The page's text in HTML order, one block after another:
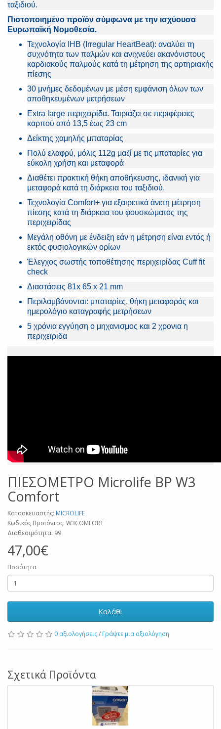
ταξιδιού.
Πιστοποιημένο προϊόν σύμφωνα με την ισχύουσα
Ευρωπαϊκή Νομοθεσία.
Τεχνολογία IHB (Irregular HeartBeat): αναλύει τη
συχνότητα των παλμών και ανιχνεύει ακανόνιστους
καρδιακούς παλμούς κατά τη μέτρηση της αρτηριακής
πίεσης
30 μνήμες δεδομένων με μέση εμφάνιση όλων των
αποθηκευμένων μετρήσεων
Extra large περιχειρίδα. Ταιριάζει σε περιφέρειες
καρπού από 13,5 έως 23 cm
Δείκτης χαμηλής μπαταρίας
Πολύ ελαφρύ, μόλις 112g μαζί με τις μπαταρίες για
εύκολη χρήση και μεταφορά
Διαθέτει πρακτική θήκη αποθήκευσης, ιδανική για
μεταφορά κατά τη διάρκεια του ταξιδιού.
Τεχνολογία Comfort+ για εξαιρετικά άνετη μέτρηση
πίεσης κατά τη διάρκεια του φουσκώματος της
περιχειρίδας
Μεγάλη οθόνη με ένδειξη εάν η μέτρηση είναι εντός ή
εκτός φυσιολογικών ορίων
Έλεγχος σωστής τοποθέτησης περιχειρίδας Cuff fit
check
Διαστάσεις 81x 65 x 21 mm
Περιλαμβάνονται: μπαταρίες, θήκη μεταφοράς και
ημερολόγιο καταγραφής μετρήσεων
5 χρόνια εγγύηση ο μηχανισμος και 2 χρονια η
περιχειριδα
ΠΙΕΣΟΜΕΤΡΟ Microlife BP W3
Comfort
Κατασκευαστής: MICROLIFE
Κωδικός Προϊόντος: W3COMFORT
Διαθεσιμότητα: 99
47,00€
Ποσότητα
Καλάθι
0 αξιολογήσεις/ Γράψτε μια αξιολόγηση
Σχετικά Προϊόντα